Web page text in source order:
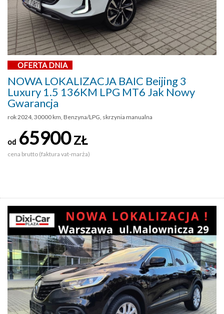
OFERTA DNIA
NOWA LOKALIZACJA BAIC Beijing 3
Luxury 1.5 136KM LPG MT6 Jak Nowy
Gwarancja
rok 2024, 30000 km, Benzyna/LPG, skrzynia manualna
od 65900ZŁ
cena brutto (faktura vat-marża)